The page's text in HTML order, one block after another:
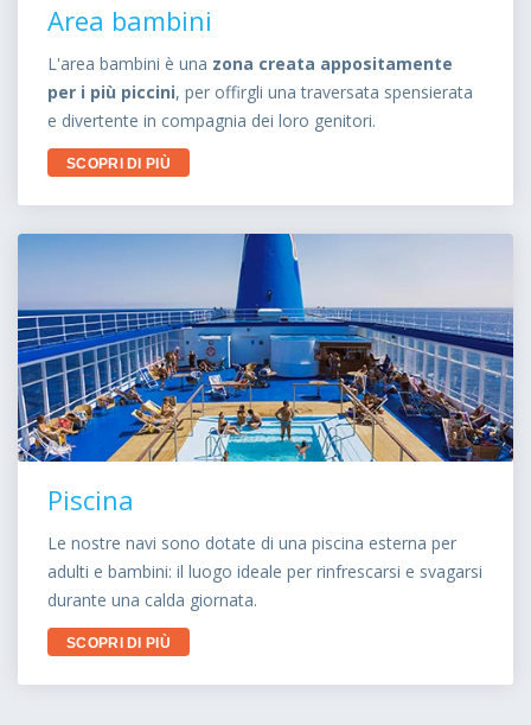
Area bambini
L'area bambini è una zona creata appositamente
per i più piccini, per offirgli una traversata spensierata
e divertente in compagnia dei loro genitori.
SCOPRI DI PIÙ
Piscina
Le nostre navi sono dotate di una piscina esterna per
adulti e bambini: il luogo ideale per rinfrescarsi e svagarsi
durante una calda giornata.
SCOPRI DI PIÙ